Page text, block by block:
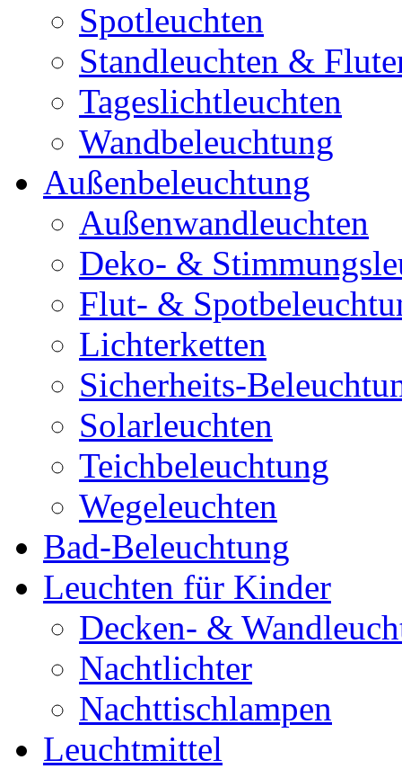
Spotleuchten
Standleuchten &
Tageslichtleuchten
Wandbeleuchtung
Außenbeleuchtung
Außenwandleuchten
Deko- &
Flut- &
Lichterketten
Sicherheits-
Solarleuchten
Teichbeleuchtung
Wegeleuchten
Bad-Beleuchtung
Leuchten für Kinder
Decken- &
Nachtlichter
Nachttischlampen
Leuchtmittel